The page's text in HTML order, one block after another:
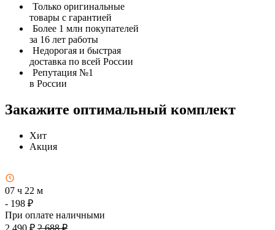
Только оригинальные
товары с гарантией
Более 1 млн покупателей
за 16 лет работы
Недорогая и быстрая
доставка по всей России
Репутация №1
в России
Закажите оптимальный комплект
Хит
Акция
07 ч 22 м
- 198 ₽
При оплате наличными
2 490 ₽ 2 688 ₽